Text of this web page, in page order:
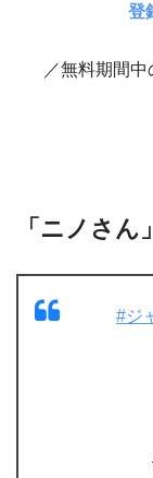
登
／無料期間
「ニノさ
#ジ